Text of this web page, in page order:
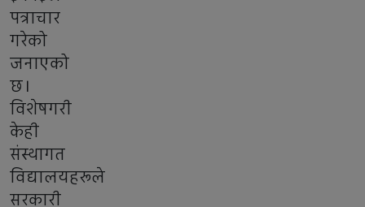
पत्राचार
गरेको
जनाएको
छ।
विशेषगरी
केही
संस्थागत
विद्यालयहरूले
सरकारी